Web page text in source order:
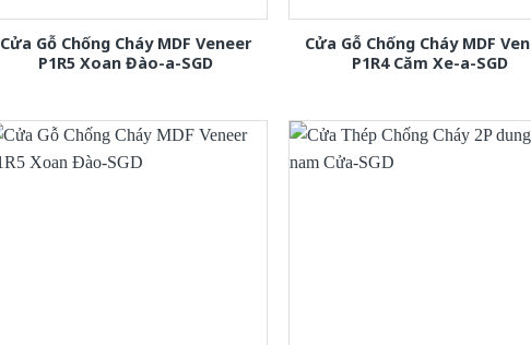
Cửa Gỗ Chống Cháy MDF Veneer
P1R5 Xoan Đào-a-SGD
Cửa Gỗ Chống Cháy MDF
P1R4 Căm Xe-a-SGD